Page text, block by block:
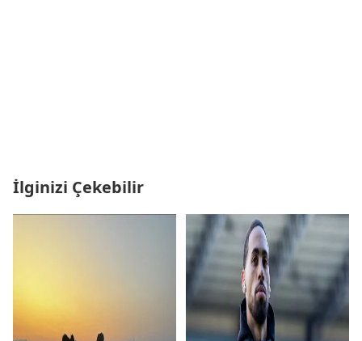
İlginizi Çekebilir